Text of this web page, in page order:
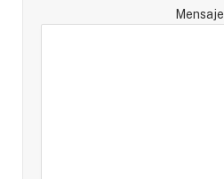
Mensaje